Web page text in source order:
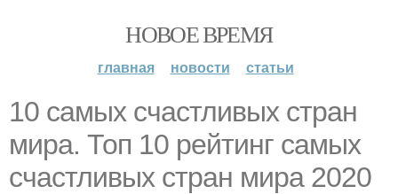
НОВОЕ ВРЕМЯ
главная новости статьи
10 самых счастливых стран
мира. Топ 10 рейтинг самых
счастливых стран мира 2020